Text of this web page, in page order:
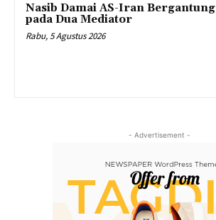
Nasib Damai AS-Iran Bergantung
pada Dua Mediator
Rabu, 5 Agustus 2026
- Advertisement -